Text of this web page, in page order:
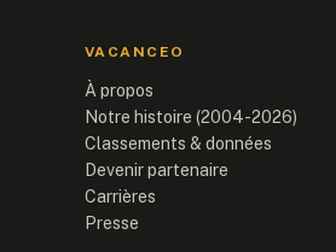
VACANCEO
À propos
Notre histoire (2004-2026)
Classements & données
Devenir partenaire
Carrières
Presse